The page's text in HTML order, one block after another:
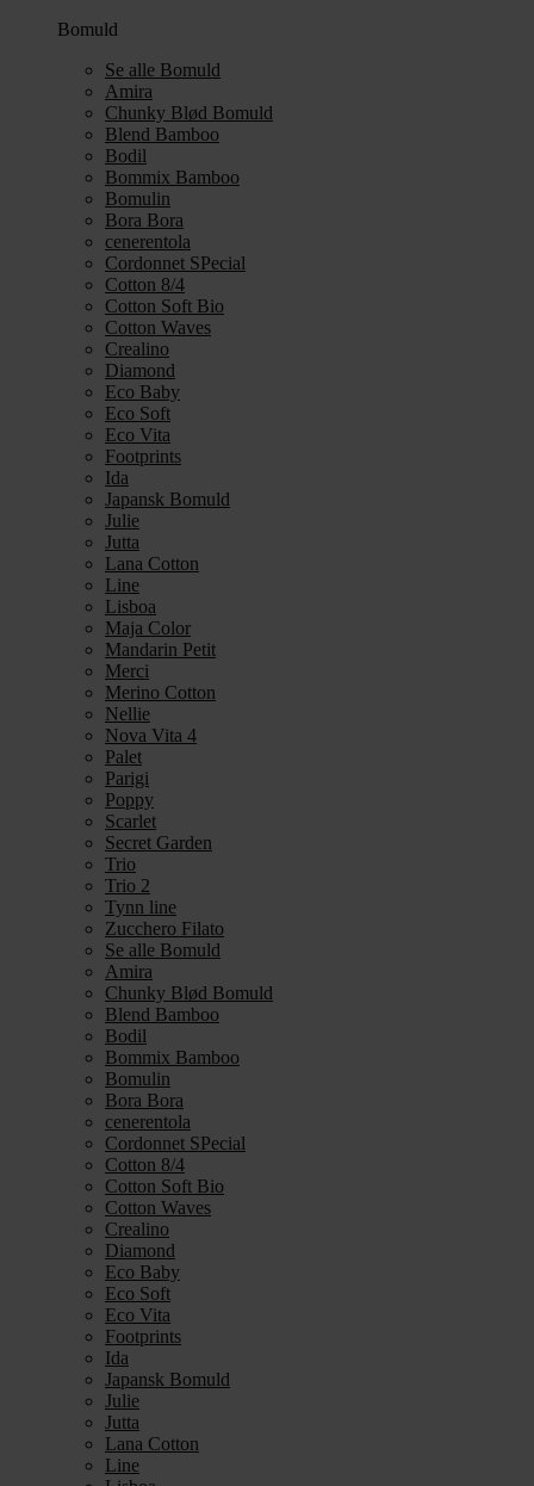
Bomuld
Se alle Bomuld
Amira
Chunky Blød Bomuld
Blend Bamboo
Bodil
Bommix Bamboo
Bomulin
Bora Bora
cenerentola
Cordonnet SPecial
Cotton 8/4
Cotton Soft Bio
Cotton Waves
Crealino
Diamond
Eco Baby
Eco Soft
Eco Vita
Footprints
Ida
Japansk Bomuld
Julie
Jutta
Lana Cotton
Line
Lisboa
Maja Color
Mandarin Petit
Merci
Merino Cotton
Nellie
Nova Vita 4
Palet
Parigi
Poppy
Scarlet
Secret Garden
Trio
Trio 2
Tynn line
Zucchero Filato
Se alle Bomuld
Amira
Chunky Blød Bomuld
Blend Bamboo
Bodil
Bommix Bamboo
Bomulin
Bora Bora
cenerentola
Cordonnet SPecial
Cotton 8/4
Cotton Soft Bio
Cotton Waves
Crealino
Diamond
Eco Baby
Eco Soft
Eco Vita
Footprints
Ida
Japansk Bomuld
Julie
Jutta
Lana Cotton
Line